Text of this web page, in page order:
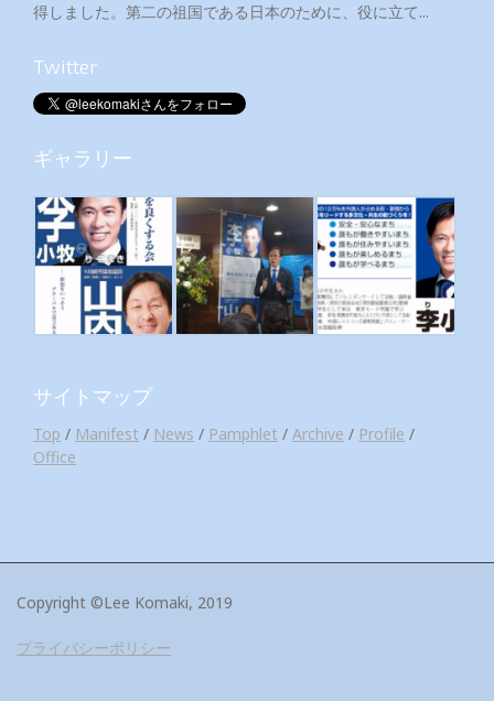
得しました。第二の祖国である日本のために、役に立て...
Twitter
ギャラリー
サイトマップ
Top / Manifest / News / Pamphlet / Archive / Profile /
Office
Copyright ©Lee Komaki, 2019
プライバシーポリシー